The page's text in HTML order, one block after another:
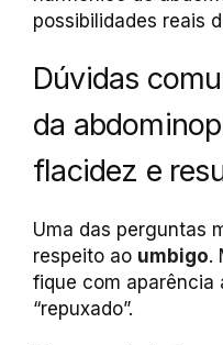
possibilidades reais
Dúvidas
da
flacidez e
Uma das perguntas
respeito ao umbigo.
fique com aparência
“repuxado”.